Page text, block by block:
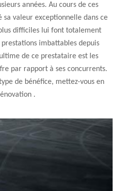
années. Au cours de ces
sa valeur exceptionnelle dans ce
difficiles lui font totalement
imbattables depuis
de ce prestataire est les
par rapport à ses concurrents.
de bénéfice, mettez-vous en
.